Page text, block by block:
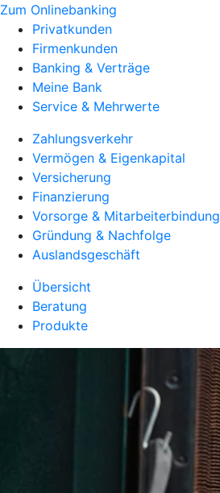
Zum Onlinebanking
Privatkunden
Firmenkunden
Banking & Verträge
Meine Bank
Service & Mehrwerte
Zahlungsverkehr
Vermögen & Eigenkapital
Versicherung
Finanzierung
Vorsorge & Mitarbeiterbindung
Gründung & Nachfolge
Auslandsgeschäft
Übersicht
Beratung
Produkte